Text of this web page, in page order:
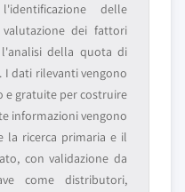
delle
dei fattori
l'analisi della quota di
dati rilevanti vengono
e gratuite per costruire
informazioni vengono
la ricerca primaria e il
con validazione da
come distributori,